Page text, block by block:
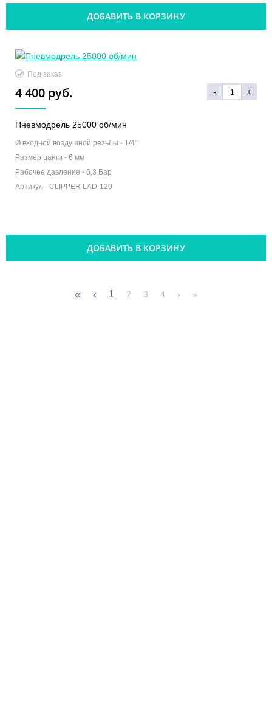
ДОБАВИТЬ В КОРЗИНУ
Под заказ
4 400 руб. - +
Пневмодрель 25000 об/мин
Ø входной воздушной резьбы - 1/4"
Размер цанги - 6 мм
Рабочее давление - 6,3 Бар
Артикул - CLIPPER LAD-120
ДОБАВИТЬ В КОРЗИНУ
« ‹ 1 2 3 4 › »